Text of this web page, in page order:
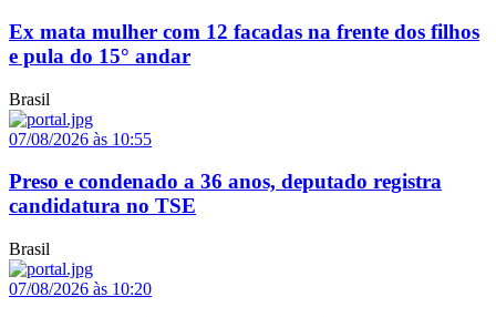
Ex mata mulher com 12 facadas na frente dos filhos
e pula do 15° andar
Brasil
07/08/2026 às 10:55
Preso e condenado a 36 anos, deputado registra
candidatura no TSE
Brasil
07/08/2026 às 10:20